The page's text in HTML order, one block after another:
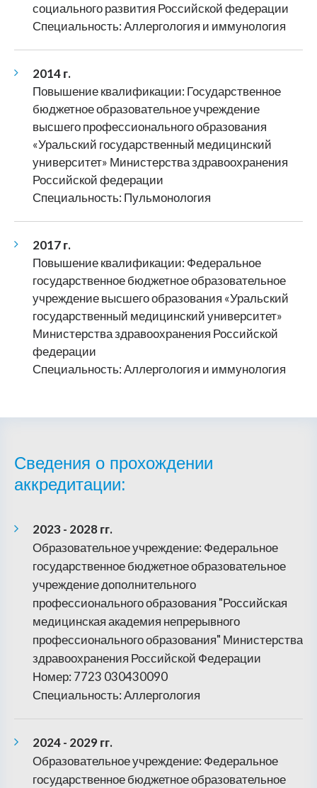
социального развития Российской федерации
Специальность: Аллергология и иммунология
2014 г.
Повышение квалификации: Государственное
бюджетное образовательное учреждение
высшего профессионального образования
«Уральский государственный медицинский
университет» Министерства здравоохранения
Российской федерации
Специальность: Пульмонология
2017 г.
Повышение квалификации: Федеральное
государственное бюджетное образовательное
учреждение высшего образования «Уральский
государственный медицинский университет»
Министерства здравоохранения Российской
федерации
Специальность: Аллергология и иммунология
Сведения о прохождении
аккредитации:
2023 - 2028 гг.
Образовательное учреждение: Федеральное
государственное бюджетное образовательное
учреждение дополнительного
профессионального образования "Российская
медицинская академия непрерывного
профессионального образования" Министерства
здравоохранения Российской Федерации
Номер: 7723 030430090
Специальность: Аллергология
2024 - 2029 гг.
Образовательное учреждение: Федеральное
государственное бюджетное образовательное